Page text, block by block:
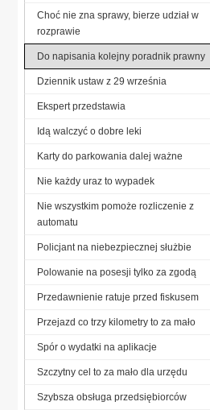
Choć nie zna sprawy, bierze udział w
rozprawie
Do napisania kolejny poradnik prawny
Dziennik ustaw z 29 września
Ekspert przedstawia
Idą walczyć o dobre leki
Karty do parkowania dalej ważne
Nie każdy uraz to wypadek
Nie wszystkim pomoże rozliczenie z
automatu
Policjant na niebezpiecznej służbie
Polowanie na posesji tylko za zgodą
Przedawnienie ratuje przed fiskusem
Przejazd co trzy kilometry to za mało
Spór o wydatki na aplikacje
Szczytny cel to za mało dla urzędu
Szybsza obsługa przedsiębiorców